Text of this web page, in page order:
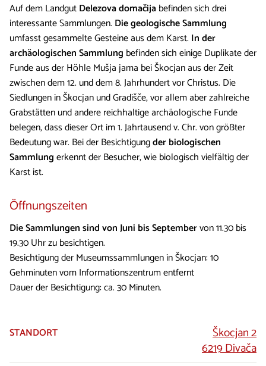
Auf dem LandgutDelezova domačijabefinden sich drei
interessante Sammlungen. Die geologische Sammlung
umfasst gesammelte Gesteine ​​aus dem Karst. In der
archäologischen Sammlung befinden sich einige Duplikate der
Funde aus der Höhle Mušja jama bei Škocjan aus der Zeit
zwischen dem 12. und dem 8. Jahrhundert vor Christus. Die
Siedlungen in Škocjan und Gradišče, vor allem aber zahlreiche
Grabstätten und andere reichhaltige archäologische Funde
belegen, dass dieser Ort im 1. Jahrtausend v. Chr. von größter
Bedeutung war. Bei der Besichtigungder biologischen
Sammlungerkennt der Besucher, wie biologisch vielfältig der
Karst ist.
Öffnungszeiten
Die Sammlungen sind von Juni bis Septembervon 11.30 bis
19.30 Uhr zu besichtigen.
Besichtigung der Museumssammlungen in Škocjan: 10
Gehminuten vom Informationszentrum entfernt
Dauer der Besichtigung: ca. 30 Minuten.
STANDORT
Škocjan 2
6219 Divača